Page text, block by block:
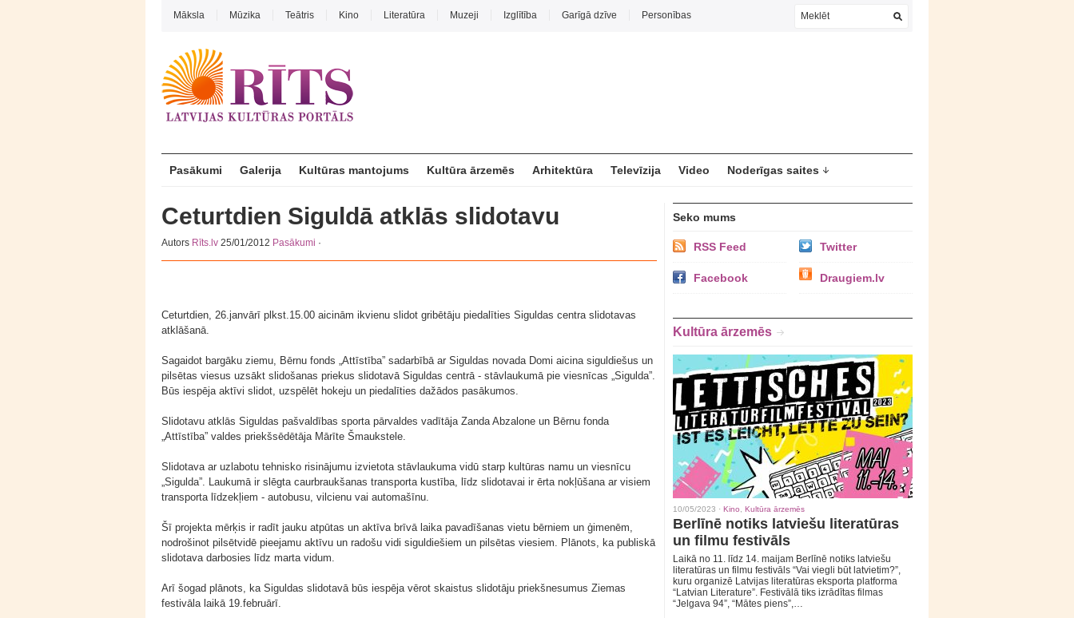
Māksla Mūzika Teātris Kino Literatūra Muzeji Izglītība Garīgā dzīve Personības
Pasākumi Galerija Kultūras mantojums Kultūra ārzemēs Arhitektūra Televīzija Video Noderīgas saites
Ceturtdien Siguldā atklās slidotavu
Autors Rīts.lv 25/01/2012 Pasākumi ·
Ceturtdien, 26.janvārī plkst.15.00 aicinām ikvienu slidot gribētāju piedalīties Siguldas centra slidotavas
atklāšanā.
Sagaidot bargāku ziemu, Bērnu fonds „Attīstība” sadarbībā ar Siguldas novada Domi aicina siguldiešus un
pilsētas viesus uzsākt slidošanas priekus slidotavā Siguldas centrā - stāvlaukumā pie viesnīcas „Sigulda”.
Būs iespēja aktīvi slidot, uzspēlēt hokeju un piedalīties dažādos pasākumos.
Slidotavu atklās Siguldas pašvaldības sporta pārvaldes vadītāja Zanda Abzalone un Bērnu fonda
„Attīstība” valdes priekšsēdētāja Mārīte Šmaukstele.
Slidotava ar uzlabotu tehnisko risinājumu izvietota stāvlaukuma vidū starp kultūras namu un viesnīcu
„Sigulda”. Laukumā ir slēgta caurbraukšanas transporta kustība, līdz slidotavai ir ērta nokļūšana ar visiem
transporta līdzekļiem - autobusu, vilcienu vai automašīnu.
Šī projekta mērķis ir radīt jauku atpūtas un aktīva brīvā laika pavadīšanas vietu bērniem un ģimenēm,
nodrošinot pilsētvidē pieejamu aktīvu un radošu vidi siguldiešiem un pilsētas viesiem. Plānots, ka publiskā
slidotava darbosies līdz marta vidum.
Arī šogad plānots, ka Siguldas slidotavā būs iespēja vērot skaistus slidotāju priekšnesumus Ziemas
festivāla laikā 19.februārī.
Seko mums
RSS Feed Twitter
Facebook Draugiem.lv
Kultūra ārzemēs
10/05/2023 · Kino Kultūra ārzemēs
Berlīnē notiks latviešu literatūras
un filmu festivāls
Laikā no 11. līdz 14. maijam Berlīnē notiks latviešu
literatūras un filmu festivāls “Vai viegli būt latvietim?”,
kuru organizē Latvijas literatūras eksporta platforma
“Latvian Literature”. Festivālā tiks izrādītas filmas
“Jelgava 94”, “Mātes piens”,…